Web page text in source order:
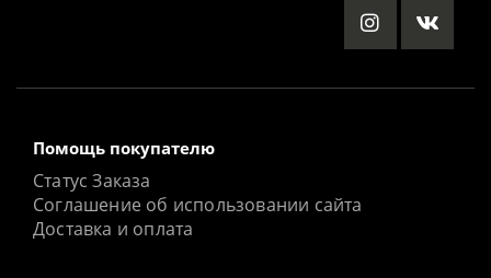
Помощь покупателю
Статус Заказа
Соглашение об использовании сайта
Доставка и оплата